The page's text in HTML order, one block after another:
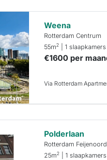
Weena
Rotterdam Centrum
55m2 | 1 slaapkamers
€1600 per
Via Rotterdam
Polderlaan
Rotterdam Feijenoord
25m2 | 1 slaapkamers